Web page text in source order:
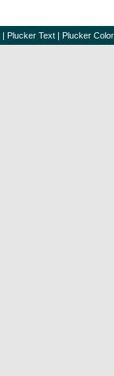
| Plucker Text | Plucker Color